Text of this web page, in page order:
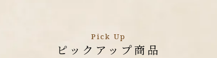
Pick Up
ピックアップ商品